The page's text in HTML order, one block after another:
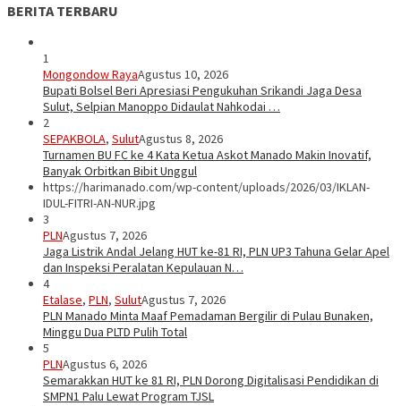
BERITA TERBARU
1
Mongondow RayaAgustus 10, 2026
Bupati Bolsel Beri Apresiasi Pengukuhan Srikandi Jaga Desa
Sulut, Selpian Manoppo Didaulat Nahkodai …
2
SEPAKBOLA, SulutAgustus 8, 2026
Turnamen BU FC ke 4 Kata Ketua Askot Manado Makin Inovatif,
Banyak Orbitkan Bibit Unggul
https://harimanado.com/wp-content/uploads/2026/03/IKLAN-
IDUL-FITRI-AN-NUR.jpg
3
PLNAgustus 7, 2026
Jaga Listrik Andal Jelang HUT ke-81 RI, PLN UP3 Tahuna Gelar Apel
dan Inspeksi Peralatan Kepulauan N…
4
Etalase, PLN, SulutAgustus 7, 2026
PLN Manado Minta Maaf Pemadaman Bergilir di Pulau Bunaken,
Minggu Dua PLTD Pulih Total
5
PLNAgustus 6, 2026
Semarakkan HUT ke 81 RI, PLN Dorong Digitalisasi Pendidikan di
SMPN1 Palu Lewat Program TJSL